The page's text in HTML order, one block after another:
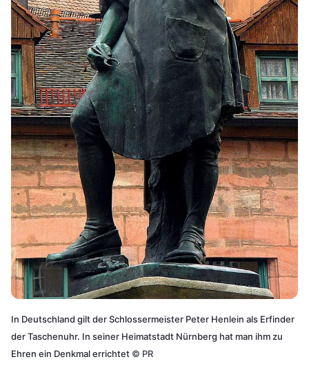
In Deutschland gilt der Schlossermeister Peter Henlein als Erfinder
der Taschenuhr. In seiner Heimatstadt Nürnberg hat man ihm zu
Ehren ein Denkmal errichtet © PR